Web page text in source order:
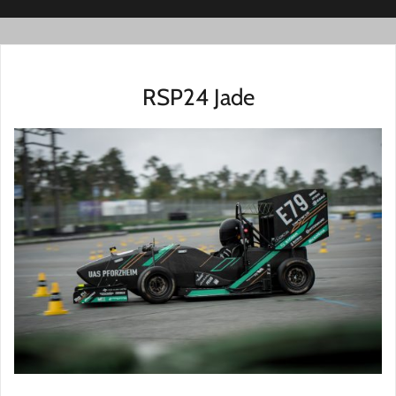
RSP24 Jade